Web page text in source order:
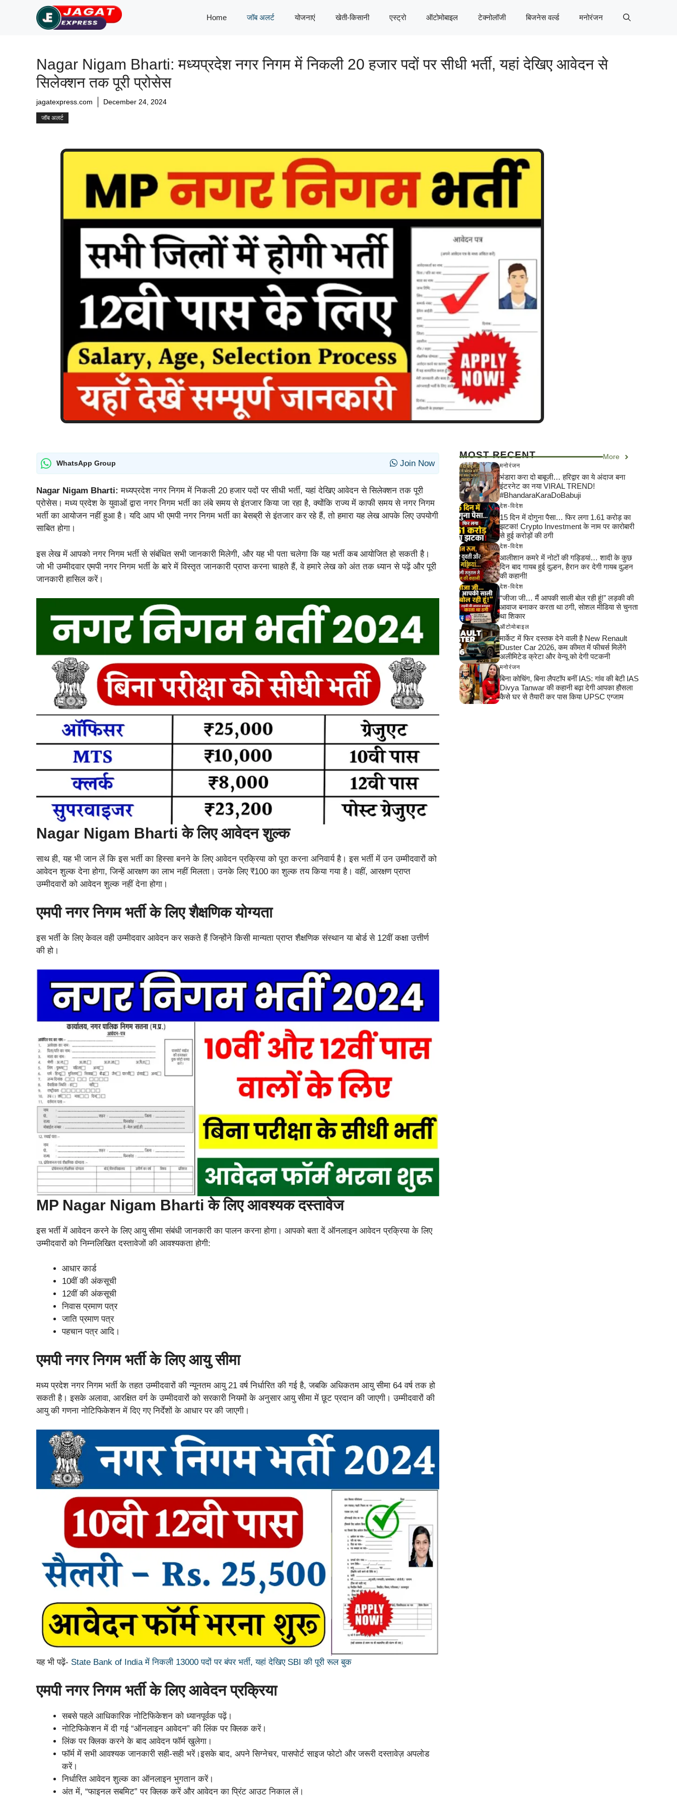
Home जॉब अलर्ट योजनाएं खेती-किसानी एस्ट्रो ऑटोमोबाइल टेक्नोलॉजी बिजनेस वर्ल्ड मनोरंजन
Nagar Nigam Bharti: मध्यप्रदेश नगर निगम में निकली 20 हजार पदों पर सीधी भर्ती, यहां देखिए आवेदन से
सिलेक्शन तक पूरी प्रोसेस
jagatexpress.com December 24, 2024
जॉब अलर्ट
WhatsApp Group Join Now
Nagar Nigam Bharti:मध्यप्रदेश नगर निगम में निकली 20 हजार पदों पर सीधी भर्ती, यहां देखिए आवेदन से सिलेक्शन तक पूरी
प्रोसेस। मध्य प्रदेश के युवाओं द्वारा नगर निगम भर्ती का लंबे समय से इंतजार किया जा रहा है, क्योंकि राज्य में काफी समय से नगर निगम
भर्ती का आयोजन नहीं हुआ है। यदि आप भी एमपी नगर निगम भर्ती का बेसब्री से इंतजार कर रहे हैं, तो हमारा यह लेख आपके लिए उपयोगी
साबित होगा।
इस लेख में आपको नगर निगम भर्ती से संबंधित सभी जानकारी मिलेगी, और यह भी पता चलेगा कि यह भर्ती कब आयोजित हो सकती है।
जो भी उम्मीदवार एमपी नगर निगम भर्ती के बारे में विस्तृत जानकारी प्राप्त करना चाहते हैं, वे हमारे लेख को अंत तक ध्यान से पढ़ें और पूरी
जानकारी हासिल करें।
Nagar Nigam Bharti के लिए आवेदन शुल्क
साथ ही, यह भी जान लें कि इस भर्ती का हिस्सा बनने के लिए आवेदन प्रक्रिया को पूरा करना अनिवार्य है। इस भर्ती में उन उम्मीदवारों को
आवेदन शुल्क देना होगा, जिन्हें आरक्षण का लाभ नहीं मिलता। उनके लिए ₹100 का शुल्क तय किया गया है। वहीं, आरक्षण प्राप्त
उम्मीदवारों को आवेदन शुल्क नहीं देना होगा।
एमपी नगर निगम भर्ती के लिए शैक्षणिक योग्यता
इस भर्ती के लिए केवल वही उम्मीदवार आवेदन कर सकते हैं जिन्होंने किसी मान्यता प्राप्त शैक्षणिक संस्थान या बोर्ड से 12वीं कक्षा उत्तीर्ण
की हो।
MP Nagar Nigam Bharti के लिए आवश्यक दस्तावेज
इस भर्ती में आवेदन करने के लिए आयु सीमा संबंधी जानकारी का पालन करना होगा। आपको बता दें ऑनलाइन आवेदन प्रक्रिया के लिए
उम्मीदवारों को निम्नलिखित दस्तावेजों की आवश्यकता होगी:
आधार कार्ड
10वीं की अंकसूची
12वीं की अंकसूची
निवास प्रमाण पत्र
जाति प्रमाण पत्र
पहचान पत्र आदि।
एमपी नगर निगम भर्ती के लिए आयु सीमा
मध्य प्रदेश नगर निगम भर्ती के तहत उम्मीदवारों की न्यूनतम आयु 21 वर्ष निर्धारित की गई है, जबकि अधिकतम आयु सीमा 64 वर्ष तक हो
सकती है। इसके अलावा, आरक्षित वर्ग के उम्मीदवारों को सरकारी नियमों के अनुसार आयु सीमा में छूट प्रदान की जाएगी। उम्मीदवारों की
आयु की गणना नोटिफिकेशन में दिए गए निर्देशों के आधार पर की जाएगी।
यह भी पढ़ें- State Bank of India में निकली 13000 पदों पर बंपर भर्ती, यहां देखिए SBI की पूरी रूल बुक
एमपी नगर निगम भर्ती के लिए आवेदन प्रक्रिया
सबसे पहले आधिकारिक नोटिफिकेशन को ध्यानपूर्वक पढ़ें।
नोटिफिकेशन में दी गई “ऑनलाइन आवेदन” की लिंक पर क्लिक करें।
लिंक पर क्लिक करने के बाद आवेदन फॉर्म खुलेगा।
फॉर्म में सभी आवश्यक जानकारी सही-सही भरें।इसके बाद, अपने सिग्नेचर, पासपोर्ट साइज फोटो और जरूरी दस्तावेज़ अपलोड
करें।
निर्धारित आवेदन शुल्क का ऑनलाइन भुगतान करें।
अंत में, “फाइनल सबमिट” पर क्लिक करें और आवेदन का प्रिंट आउट निकाल लें।
MOST RECENT More
मनोरंजन
भंडारा करा दो बाबूजी… हरिद्वार का ये अंदाज बना
इंटरनेट का नया VIRAL TREND!
#BhandaraKaraDoBabuji
देश-विदेश
15 दिन में दोगुना पैसा… फिर लगा 1.61 करोड़ का
झटका! Crypto Investment के नाम पर कारोबारी
से हुई करोड़ों की ठगी
देश-विदेश
आलीशान कमरे में नोटों की गड्डियां… शादी के कुछ
दिन बाद गायब हुई दुल्हन, हैरान कर देगी गायब दुल्हन
की कहानी!
देश-विदेश
“जीजा जी… मैं आपकी साली बोल रही हूं!” लड़की की
आवाज बनाकर करता था ठगी, सोशल मीडिया से चुनता
था शिकार
ऑटोमोबाइल
मार्केट में फिर दस्तक देने वाली है New Renault
Duster Car 2026, कम कीमत में फीचर्स मिलेंगे
अलीमिटेड क्रेटा और वेन्यू को देगी पटकनी
मनोरंजन
बिना कोचिंग, बिना लैपटॉप बनीं IAS: गांव की बेटी IAS
Divya Tanwar की कहानी बढ़ा देगी आपका हौसला
कैसे घर से तैयारी कर पास किया UPSC एग्जाम